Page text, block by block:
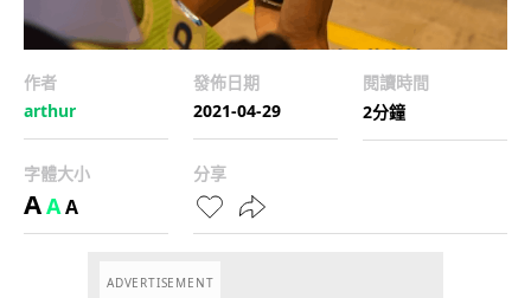
作者
arthur
發佈日期
2021-04-29
閱讀時間
2分鐘
字體大小
AAA
分享
ADVERTISEMENT